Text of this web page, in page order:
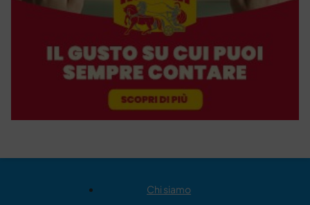
Chi siamo